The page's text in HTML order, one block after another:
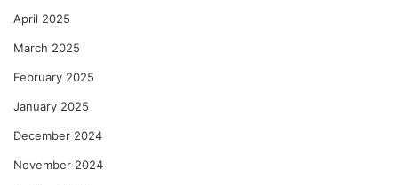
April 2025
March 2025
February 2025
January 2025
December 2024
November 2024